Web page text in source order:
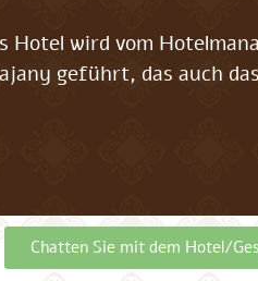
Hotel wird vom
geführt, das auch
Chatten Sie mit dem Hotel/